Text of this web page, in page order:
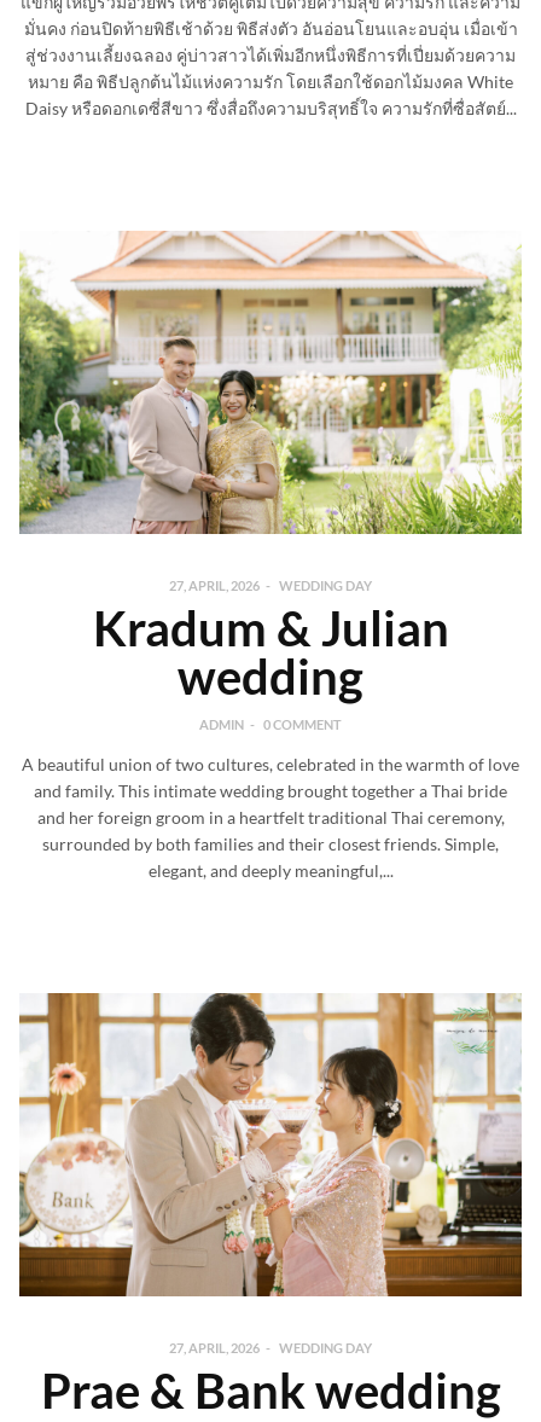
มั่นคง ก่อนปิดท้ายพิธีเช้าด้วย พิธีส่งตัว อันอ่อนโยนและอบอุ่น เมื่อเข้า
สู่ช่วงงานเลี้ยงฉลอง คู่บ่าวสาวได้เพิ่มอีกหนึ่งพิธีการที่เปี่ยมด้วยความ
หมาย คือ พิธีปลูกต้นไม้แห่งความรัก โดยเลือกใช้ดอกไม้มงคล White
Daisy หรือดอกเดซี่สีขาว ซึ่งสื่อถึงความบริสุทธิ์ใจ ความรักที่ซื่อสัตย์...
27, APRIL, 2026 WEDDING DAY
Kradum & Julian
wedding
ADMIN 0 COMMENT
A beautiful union of two cultures, celebrated in the warmth of love
and family. This intimate wedding brought together a Thai bride
and her foreign groom in a heartfelt traditional Thai ceremony,
surrounded by both families and their closest friends. Simple,
elegant, and deeply meaningful,...
27, APRIL, 2026 WEDDING DAY
Prae & Bank wedding